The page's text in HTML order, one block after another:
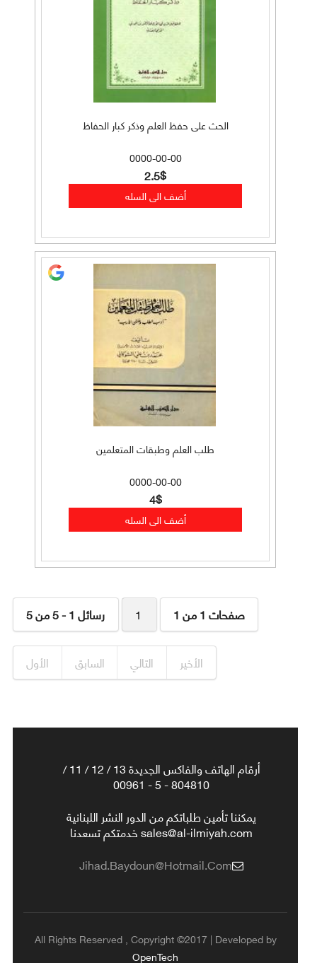
الحث على حفظ العلم وذكر كبار الحفاظ
0000-00-00
2.5$
طلب العلم وطبقات المتعلمين
0000-00-00
4$
رسائل 1 - 5 من 5 1 صفحات 1 من 1
الأول السابق التالي الأخير
أرقام الهاتف والفاكس الجديدة 13 / 12 / 11 /
804810 - 5 - 00961
يمكننا تأمين طلباتكم من الدور النشر اللبنانية
sales@al-ilmiyah.com خدمتكم تسعدنا
Jihad.baydoun@hotmail.com
All Rights Reserved , Copyright ©2017 | Developed by
OpenTech